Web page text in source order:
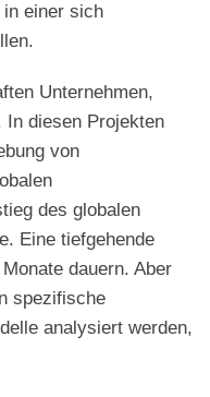
in einer sich
Unternehmen,
In diesen Projekten
von
des globalen
Eine tiefgehende
dauern. Aber
spezifische
analysiert werden,